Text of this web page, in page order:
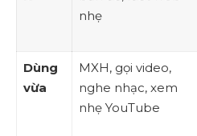
nhẹ
Dùng
vừa
MXH, gọi video,
nghe nhạc, xem
nhẹ YouTube